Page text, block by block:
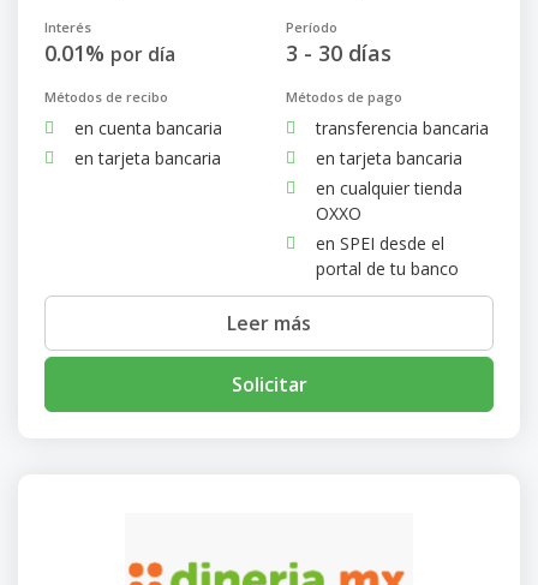
Interés
0.01% por día
Período
3 - 30 días
Métodos de recibo
en cuenta bancaria
en tarjeta bancaria
Métodos de pago
transferencia bancaria
en tarjeta bancaria
en cualquier tienda
OXXO
en SPEI desde el
portal de tu banco
Leer más
Solicitar